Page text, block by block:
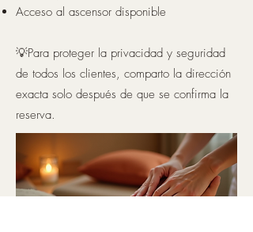
Acceso al ascensor disponible
💡Para proteger la privacidad y seguridad
de todos los clientes, comparto la dirección
exacta solo después de que se confirma la
reserva.